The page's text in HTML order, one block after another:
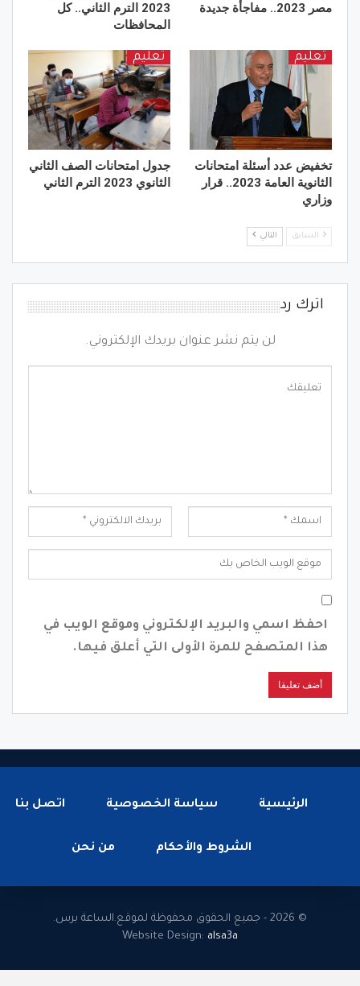
مصر 2023.. مفاجأة جديدة
2023 الترم الثاني.. كل
المحافظات
تعليم
تخفيض عدد أسئلة امتحانات
الثانوية العامة 2023.. قرار
وزاري
تعليم
جدول امتحانات الصف الثاني
الثانوي 2023 الترم الثاني
السابق التالي
اترك رد
لن يتم نشر عنوان بريدك الإلكتروني.
احفظ اسمي والبريد الإلكتروني وموقع الويب في
هذا المتصفح للمرة الأولى التي أعلق فيها.
الرئيسية سياسة الخصوصية اتصل بنا
الشروط والأحكام من نحن
© 2026 - جميع الحقوق محفوظة لموقع.الساعة برس.
Website Design: alsa3a